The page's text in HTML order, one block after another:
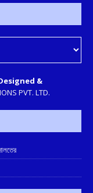
&
PVT. LTD.